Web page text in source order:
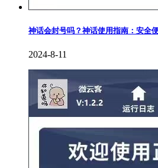
神话会封号吗？神话使用指南：安全
2024-8-11